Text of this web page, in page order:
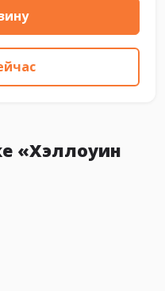
«Хэллоуин